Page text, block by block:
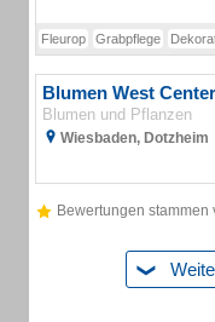
Fleurop Grabpflege
Blumen West
Blumen und Pflanzen
Wiesbaden, Dotzheim
Bewertungen stammen